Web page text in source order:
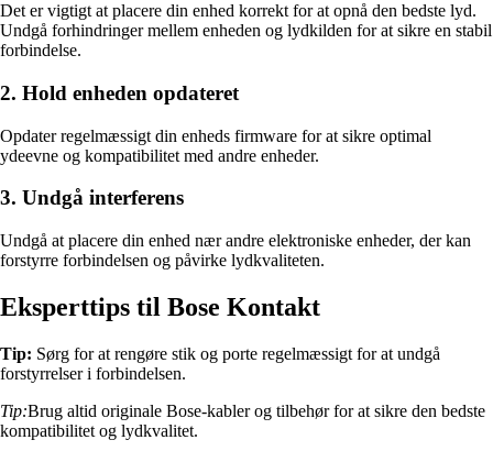
Det er vigtigt at placere din enhed korrekt for at opnå den bedste lyd.
Undgå forhindringer mellem enheden og lydkilden for at sikre en stabil
forbindelse.
2. Hold enheden opdateret
Opdater regelmæssigt din enheds firmware for at sikre optimal
ydeevne og kompatibilitet med andre enheder.
3. Undgå interferens
Undgå at placere din enhed nær andre elektroniske enheder, der kan
forstyrre forbindelsen og påvirke lydkvaliteten.
Eksperttips til Bose Kontakt
Tip: Sørg for at rengøre stik og porte regelmæssigt for at undgå
forstyrrelser i forbindelsen.
Tip:Brug altid originale Bose-kabler og tilbehør for at sikre den bedste
kompatibilitet og lydkvalitet.